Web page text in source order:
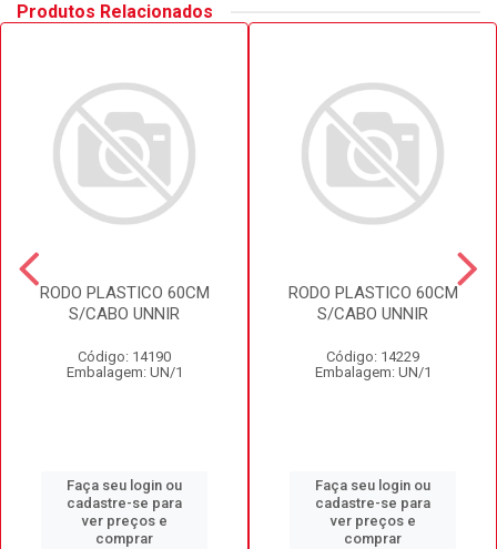
Produtos Relacionados
RODO PLASTICO 60CM
S/CABO UNNIR
Código: 14190
Embalagem: UN/1
Faça seu login ou
cadastre-se para
ver preços e
comprar
RODO PLASTICO 60CM
S/CABO UNNIR
Código: 14229
Embalagem: UN/1
Faça seu login ou
cadastre-se para
ver preços e
comprar